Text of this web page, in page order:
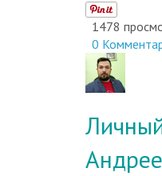
1478
0